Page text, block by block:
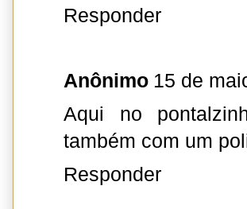
Responder
Anônimo 15 de
Aqui no
também com um
Responder